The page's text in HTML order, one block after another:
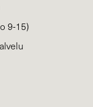
9-15)